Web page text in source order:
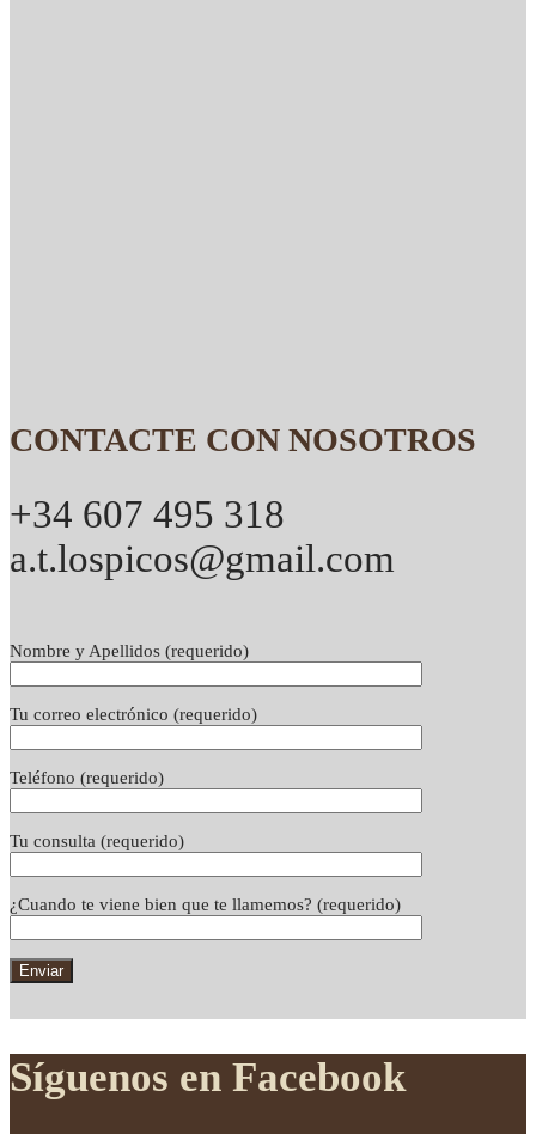
CONTACTE CON NOSOTROS
+34 607 495 318
a.t.lospicos@gmail.com
Nombre y Apellidos (requerido)
Tu correo electrónico (requerido)
Teléfono (requerido)
Tu consulta (requerido)
¿Cuando te viene bien que te llamemos? (requerido)
Síguenos en Facebook